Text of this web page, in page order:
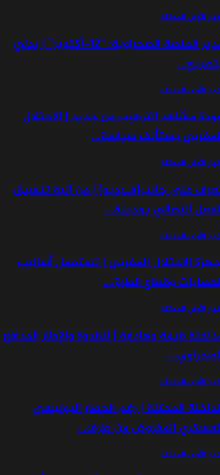
الأرض المحتلة
مدير المنصة الصحراوية: “12-أكتوبر” | يدلي
الأرض المحتلة
مشاهد الترهيب من جديد | الاحتلال
يستأنف سياسة…
الأرض المحتلة
على جانب[فـيديو] | من آلية تنسيق
النضالي بمدينة…
الأرض المحتلة
الاحتلال المغربي | تستعمل أساليب
وقطاع الطرق…
الأرض المحتلة
قيمة وهادفة | للقدوة والإطار المدافع
الأرض المحتلة
المحتلة | رغم الحصار البوليسي
المفروض من طرف…
الأرض المحتلة